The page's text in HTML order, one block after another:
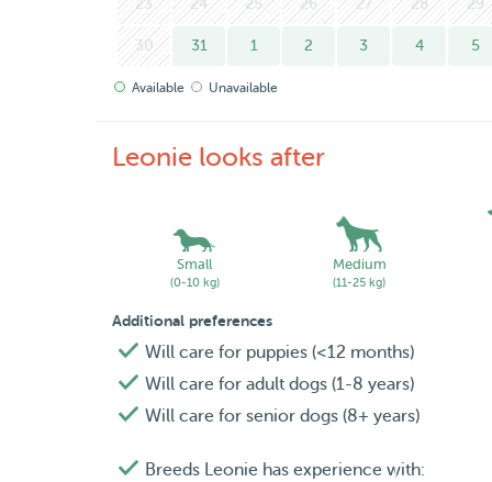
23 24 25 26 27 28 29
30 31 1 2 3 4 5
Available Unavailable
Leonie looks after
Small
(0-10 kg)
Medium
(11-25 kg)
Additional preferences
Will care for puppies (<12 months)
Will care for adult dogs (1-8 years)
Will care for senior dogs (8+ years)
Breeds Leonie has experience with: